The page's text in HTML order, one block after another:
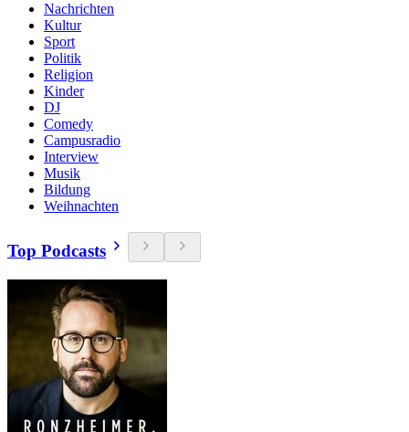
Nachrichten
Kultur
Sport
Politik
Religion
Kinder
DJ
Comedy
Campusradio
Interview
Musik
Bildung
Weihnachten
Top Podcasts